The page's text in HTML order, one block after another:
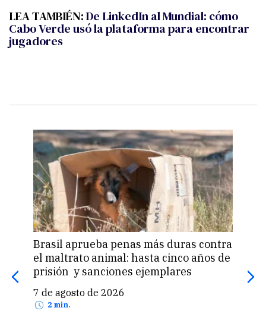
LEA TAMBIÉN:De LinkedIn al Mundial: cómo
Cabo Verde usó la plataforma para encontrar
jugadores
Brasil aprueba penas más duras contra
el maltrato animal: hasta cinco años de
prisión y sanciones ejemplares
7 de agosto de 2026
2 min.